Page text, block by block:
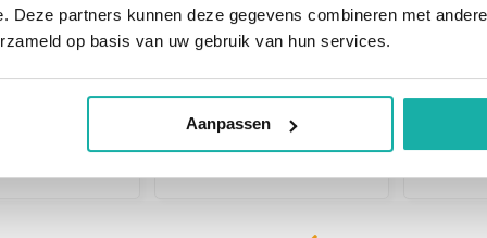
Deze partners kunnen deze gegevens combineren met
op basis van uw gebruik van hun services.
Aanpassen
gehalte
door
de HbA1c test geeft aan
wat er de afgelopen
suikerg...
te